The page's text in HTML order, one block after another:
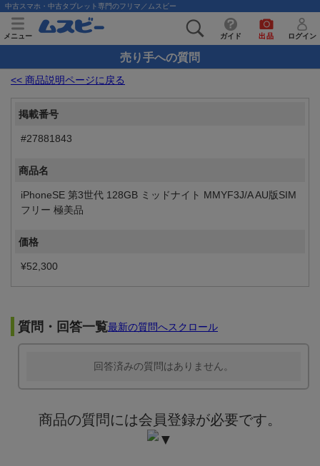
中古スマホ・中古タブレット専門のフリマ／ムスビー
メニュー ガイド 出品 ログイン
売り手への質問
<< 商品説明ページに戻る
掲載番号
#27881843
商品名
iPhoneSE 第3世代 128GB ミッドナイト MMYF3J/A AU版SIM
フリー 極美品
価格
¥52,300
質問・回答一覧最新の質問へスクロール
回答済みの質問はありません。
商品の質問には会員登録が必要です。